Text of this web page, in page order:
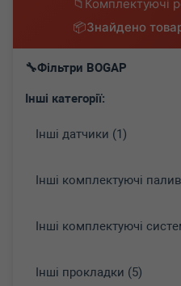
Комплектуючі
Знайдено
Фільтри BOGAP
Інші категорії:
Інші датчики (1)
Інші комплектуючі
Інші комплектуючі
Інші прокладки (5)